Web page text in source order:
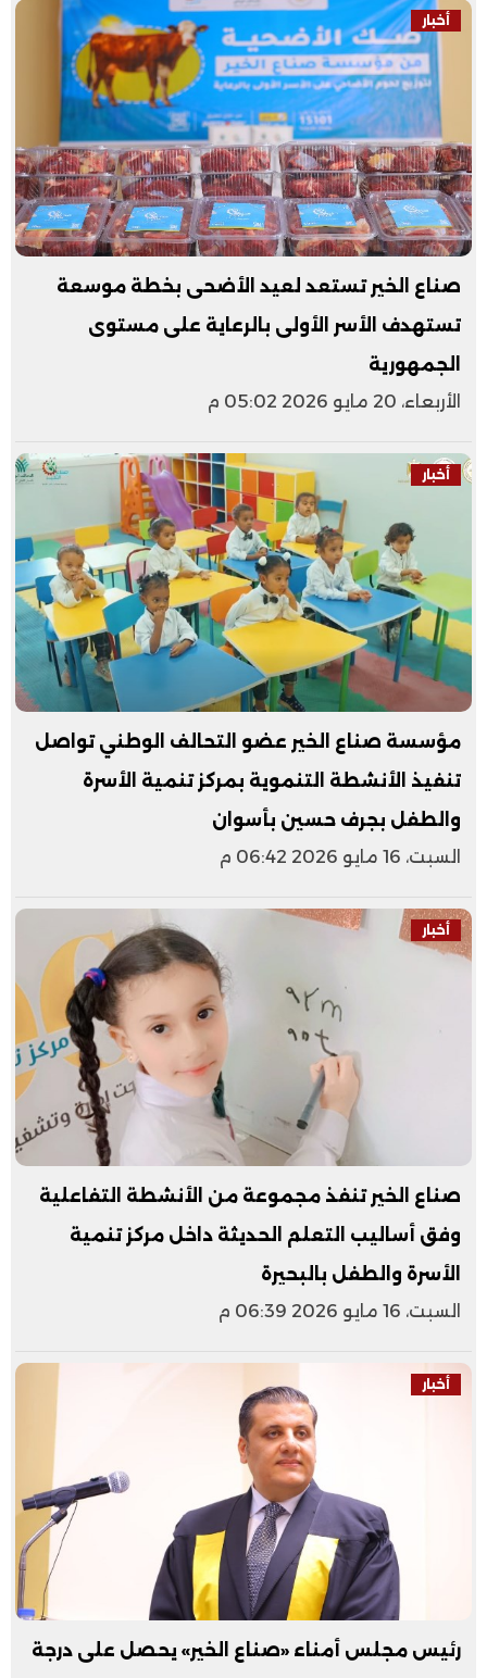
أخبار
صناع الخير تستعد لعيد الأضحى بخطة موسعة
تستهدف الأسر الأولى بالرعاية على مستوى
الجمهورية
الأربعاء، 20 مايو 2026 05:02 م
أخبار
مؤسسة صناع الخير عضو التحالف الوطني تواصل
تنفيذ الأنشطة التنموية بمركز تنمية الأسرة
والطفل بجرف حسين بأسوان
السبت، 16 مايو 2026 06:42 م
أخبار
صناع الخير تنفذ مجموعة من الأنشطة التفاعلية
وفق أساليب التعلم الحديثة داخل مركز تنمية
الأسرة والطفل بالبحيرة
السبت، 16 مايو 2026 06:39 م
أخبار
رئيس مجلس أمناء «صناع الخير» يحصل على درجة